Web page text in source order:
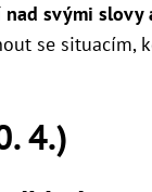
nad svými slovy
se situacím,
4.)